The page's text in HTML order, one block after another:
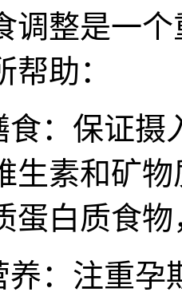
调整是一
助：
保证摄
生素和矿
蛋白质食
注重孕